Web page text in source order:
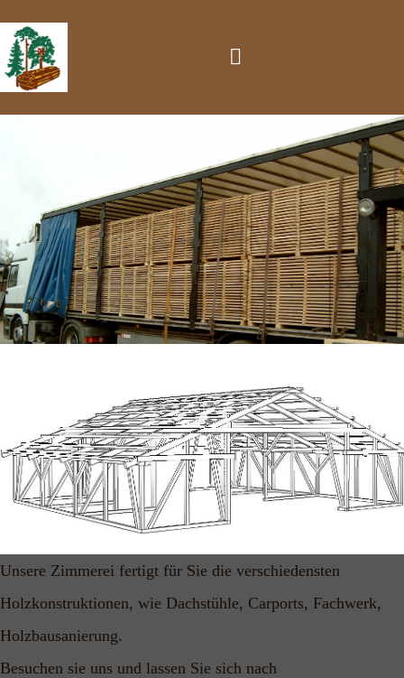
Unsere Zimmerei fertigt für Sie die verschiedensten
Holzkonstruktionen, wie Dachstühle, Carports, Fachwerk,
Holzbausanierung.
Besuchen sie uns und lassen Sie sich nach